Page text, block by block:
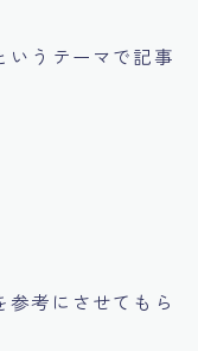
いうテーマで記事
考にさせてもら